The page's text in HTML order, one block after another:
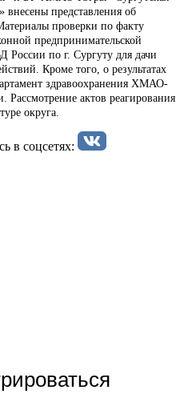
внесены представления об
проверки по факту
предпринимательской
России по г. Сургуту для дачи
Кроме того, о результатах
здравоохранения ХМАО-
актов реагирования
округа.
в соцсетях: